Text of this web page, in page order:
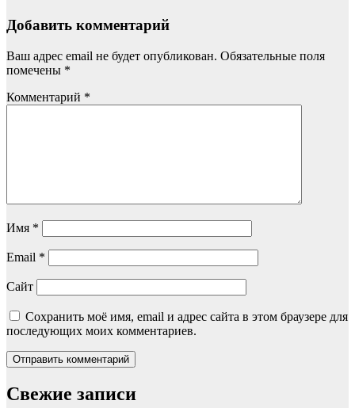
Добавить комментарий
Ваш адрес email не будет опубликован. Обязательные поля
помечены *
Комментарий *
Имя *
Email *
Сайт
Сохранить моё имя, email и адрес сайта в этом браузере для
последующих моих комментариев.
Свежие записи